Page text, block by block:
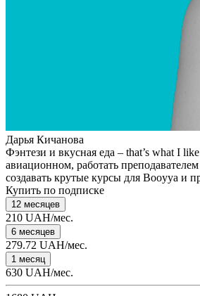
Дарья Кичанова
Фэнтези и вкусная еда – that’s what I
авиационном, работать
создавать крутые курсы для Booyya и
Купить по подписке
12 месяцев
210 UAH/мес.
6 месяцев
279.72 UAH/мес.
1 месяц
630 UAH/мес.